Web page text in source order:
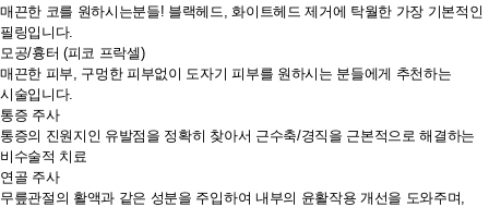
매끈한 코를 원하시는분들! 블랙헤드, 화이트헤드 제거에 탁월한 가장 기본적인
필링입니다.
모공/흉터 (피코 프락셀)
매끈한 피부, 구멍한 피부없이 도자기 피부를 원하시는 분들에게 추천하는
시술입니다.
통증 주사
통증의 진원지인 유발점을 정확히 찾아서 근수축/경직을 근본적으로 해결하는
비수술적 치료
연골 주사
무릎관절의 활액과 같은 성분을 주입하여 내부의 윤활작용 개선을 도와주며,